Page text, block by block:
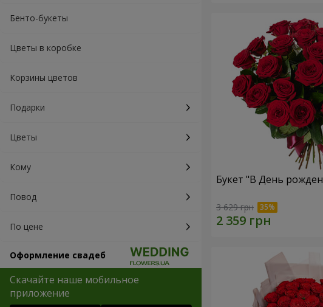
Бенто-букеты
Цветы в коробке
Корзины цветов
Подарки
Цветы
Кому
Повод
По цене
Оформление свадеб
Скачайте наше мобильное
приложение
Букет "В День
3 629 грн